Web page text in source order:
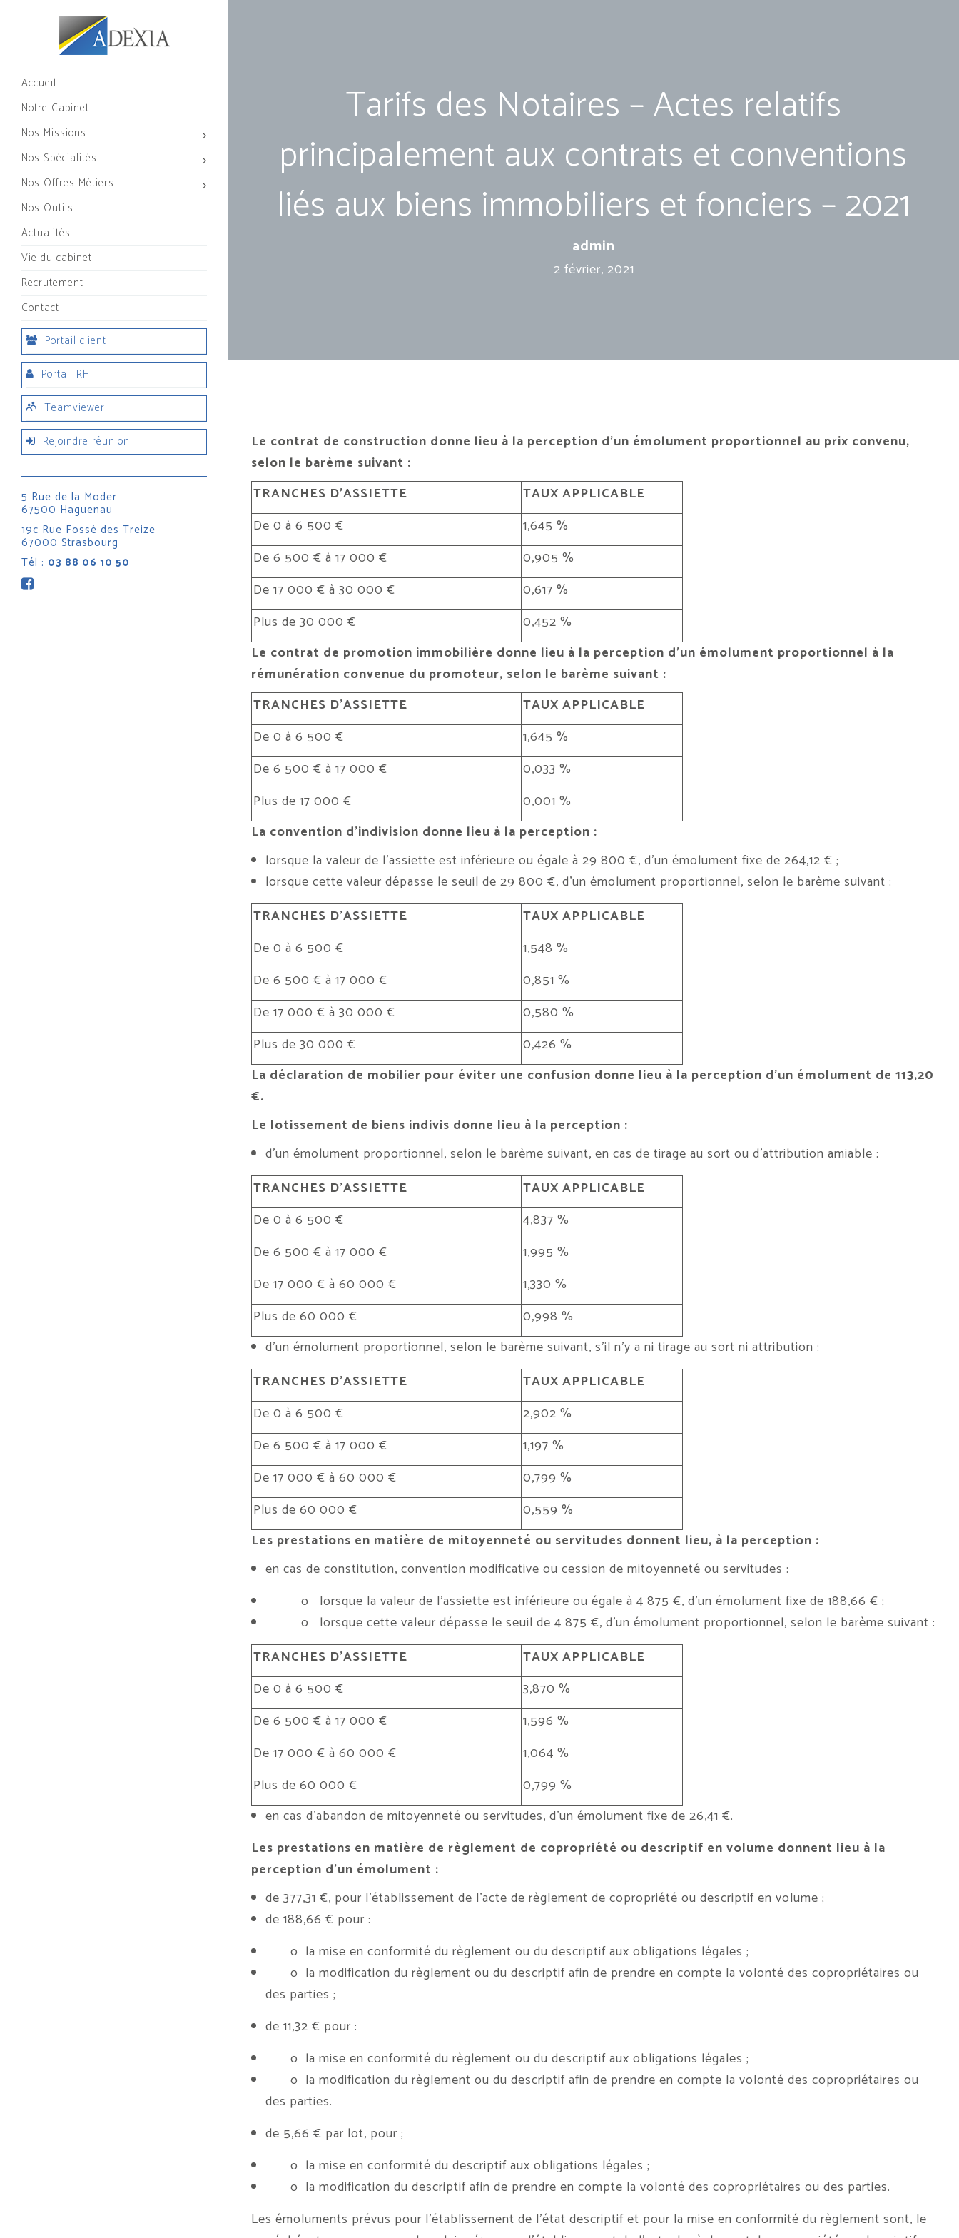
Accueil
Notre Cabinet
Nos Missions
Nos Spécialités
Nos Offres Métiers
Nos Outils
Actualités
Vie du cabinet
Recrutement
Contact
Portail client
Portail RH
Teamviewer
Rejoindre réunion
5 Rue de la Moder
67500 Haguenau
19c Rue Fossé des Treize
67000 Strasbourg
Tél : 03 88 06 10 50
Tarifs des Notaires – Actes relatifs
principalement aux contrats et conventions
liés aux biens immobiliers et fonciers – 2021
admin
2 février, 2021
Le contrat de construction donne lieu à la perception d’un émolument proportionnel au prix convenu,
selon le barème suivant :
TRANCHES D’ASSIETTE
TAUX APPLICABLE
De 0 à 6 500 €
1,645 %
De 6 500 € à 17 000 €
0,905 %
De 17 000 € à 30 000 €
0,617 %
Plus de 30 000 €
0,452 %
Le contrat de promotion immobilière donne lieu à la perception d’un émolument proportionnel à la
rémunération convenue du promoteur, selon le barème suivant :
TRANCHES D’ASSIETTE
TAUX APPLICABLE
De 0 à 6 500 €
1,645 %
De 6 500 € à 17 000 €
0,033 %
Plus de 17 000 €
0,001 %
La convention d’indivision donne lieu à la perception :
lorsque la valeur de l’assiette est inférieure ou égale à 29 800 €, d’un émolument fixe de 264,12 € ;
lorsque cette valeur dépasse le seuil de 29 800 €, d’un émolument proportionnel, selon le barème suivant :
TRANCHES D’ASSIETTE
TAUX APPLICABLE
De 0 à 6 500 €
1,548 %
De 6 500 € à 17 000 €
0,851 %
De 17 000 € à 30 000 €
0,580 %
Plus de 30 000 €
0,426 %
La déclaration de mobilier pour éviter une confusion donne lieu à la perception d’un émolument de 113,20
€.
Le lotissement de biens indivis donne lieu à la perception :
d’un émolument proportionnel, selon le barème suivant, en cas de tirage au sort ou d’attribution amiable :
TRANCHES D’ASSIETTE
TAUX APPLICABLE
De 0 à 6 500 €
4,837 %
De 6 500 € à 17 000 €
1,995 %
De 17 000 € à 60 000 €
1,330 %
Plus de 60 000 €
0,998 %
d’un émolument proportionnel, selon le barème suivant, s’il n’y a ni tirage au sort ni attribution :
TRANCHES D’ASSIETTE
TAUX APPLICABLE
De 0 à 6 500 €
2,902 %
De 6 500 € à 17 000 €
1,197 %
De 17 000 € à 60 000 €
0,799 %
Plus de 60 000 €
0,559 %
Les prestations en matière de mitoyenneté ou servitudes donnent lieu, à la perception :
en cas de constitution, convention modificative ou cession de mitoyenneté ou servitudes :
o lorsque la valeur de l’assiette est inférieure ou égale à 4 875 €, d’un émolument fixe de 188,66 € ;
o lorsque cette valeur dépasse le seuil de 4 875 €, d’un émolument proportionnel, selon le barème suivant :
TRANCHES D’ASSIETTE
TAUX APPLICABLE
De 0 à 6 500 €
3,870 %
De 6 500 € à 17 000 €
1,596 %
De 17 000 € à 60 000 €
1,064 %
Plus de 60 000 €
0,799 %
en cas d’abandon de mitoyenneté ou servitudes, d’un émolument fixe de 26,41 €.
Les prestations en matière de règlement de copropriété ou descriptif en volume donnent lieu à la
perception d’un émolument :
de 377,31 €, pour l’établissement de l’acte de règlement de copropriété ou descriptif en volume ;
de 188,66 € pour :
o la mise en conformité du règlement ou du descriptif aux obligations légales ;
o la modification du règlement ou du descriptif afin de prendre en compte la volonté des copropriétaires ou
des parties ;
de 11,32 € pour :
o la mise en conformité du règlement ou du descriptif aux obligations légales ;
o la modification du règlement ou du descriptif afin de prendre en compte la volonté des copropriétaires ou
des parties.
de 5,66 € par lot, pour ;
o la mise en conformité du descriptif aux obligations légales ;
o la modification du descriptif afin de prendre en compte la volonté des copropriétaires ou des parties.
Les émoluments prévus pour l’établissement de l’état descriptif et pour la mise en conformité du règlement sont, le